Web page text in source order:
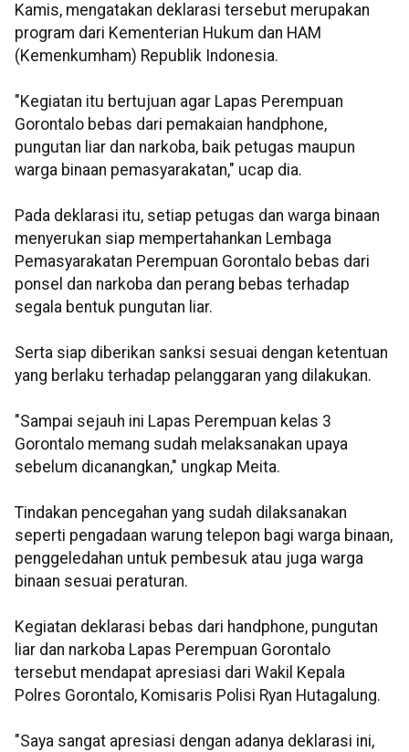
Kamis, mengatakan deklarasi tersebut merupakan
program dari Kementerian Hukum dan HAM
(Kemenkumham) Republik Indonesia.
"Kegiatan itu bertujuan agar Lapas Perempuan
Gorontalo bebas dari pemakaian handphone,
pungutan liar dan narkoba, baik petugas maupun
warga binaan pemasyarakatan," ucap dia.
Pada deklarasi itu, setiap petugas dan warga binaan
menyerukan siap mempertahankan Lembaga
Pemasyarakatan Perempuan Gorontalo bebas dari
ponsel dan narkoba dan perang bebas terhadap
segala bentuk pungutan liar.
Serta siap diberikan sanksi sesuai dengan ketentuan
yang berlaku terhadap pelanggaran yang dilakukan.
"Sampai sejauh ini Lapas Perempuan kelas 3
Gorontalo memang sudah melaksanakan upaya
sebelum dicanangkan," ungkap Meita.
Tindakan pencegahan yang sudah dilaksanakan
seperti pengadaan warung telepon bagi warga binaan,
penggeledahan untuk pembesuk atau juga warga
binaan sesuai peraturan.
Kegiatan deklarasi bebas dari handphone, pungutan
liar dan narkoba Lapas Perempuan Gorontalo
tersebut mendapat apresiasi dari Wakil Kepala
Polres Gorontalo, Komisaris Polisi Ryan Hutagalung.
"Saya sangat apresiasi dengan adanya deklarasi ini,